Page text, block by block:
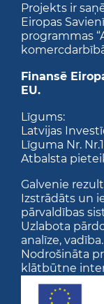
Projekts ir
Eiropas
programmas
Finansē
EU.
Līgums:
Latvijas
Līguma Nr.
Atbalsta
Galvenie
Izstrādāts un
pārvaldības
Uzlabota
analīze, vadība.
Nodrošināta
klātbūtne